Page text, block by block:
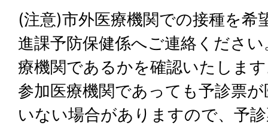
(注意)市外医療機関での接種を希
進課予防保健係へご連絡くださ
療機関であるかを確認いたしま
参加医療機関であっても予診票
いない場合がありますので、予